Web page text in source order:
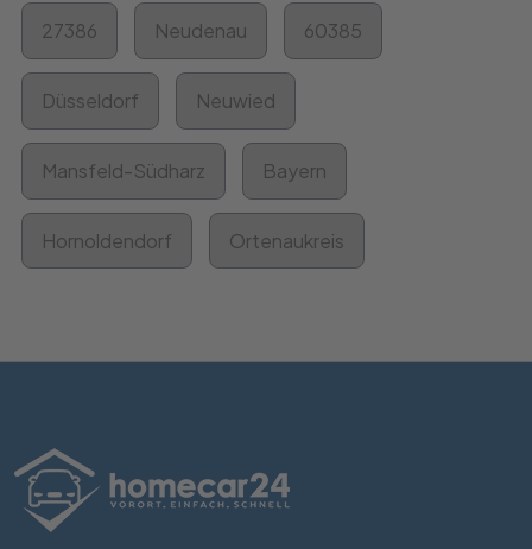
27386 Neudenau 60385
Düsseldorf Neuwied
Mansfeld-Südharz Bayern
Hornoldendorf Ortenaukreis